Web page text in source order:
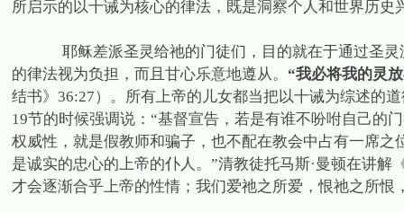
所启示的以十诫为核心的律法，既是洞察个人和世界历
耶稣差派圣灵给祂的门徒们，目的就在于通过圣
的律法视为负担，而且甘心乐意地遵从。 “我必将我的灵
结书》 36:27）。所有上帝的儿女都当把以十诫为综述的
19节的时候强调说：“基督宣告，若是有谁不吩咐自己的
权威性，就是假教师和骗子，也不配在教会中占有一席
是诚实的忠心的上帝的仆人。”清教徒托马斯·曼顿在讲解
才会逐渐合乎上帝的性情；我们爱祂之所爱，恨祂之所